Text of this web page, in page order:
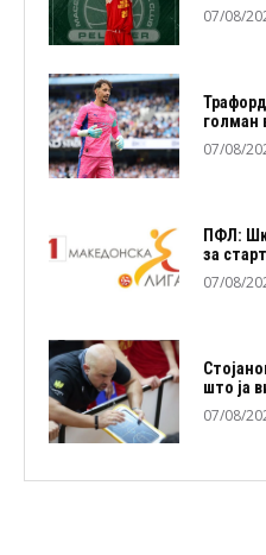
07/08/
голман
07/08/
ПФЛ:
за
07/08/
што ја
07/08/